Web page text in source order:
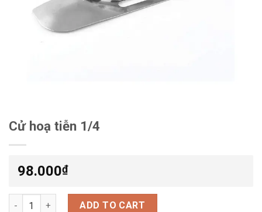
Cử hoạ tiễn 1/4
98.000₫
Cử hoạ tiễn 1/4 quantityADD TO CART